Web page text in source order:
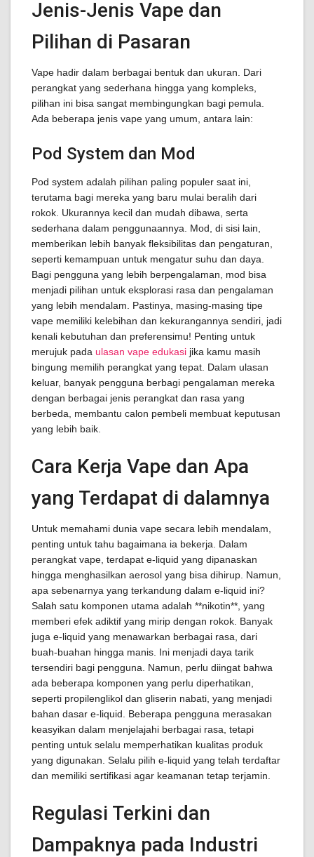
Jenis-Jenis Vape dan
Pilihan di Pasaran
Vape hadir dalam berbagai bentuk dan ukuran. Dari
perangkat yang sederhana hingga yang kompleks,
pilihan ini bisa sangat membingungkan bagi pemula.
Ada beberapa jenis vape yang umum, antara lain:
Pod System dan Mod
Pod system adalah pilihan paling populer saat ini,
terutama bagi mereka yang baru mulai beralih dari
rokok. Ukurannya kecil dan mudah dibawa, serta
sederhana dalam penggunaannya. Mod, di sisi lain,
memberikan lebih banyak fleksibilitas dan pengaturan,
seperti kemampuan untuk mengatur suhu dan daya.
Bagi pengguna yang lebih berpengalaman, mod bisa
menjadi pilihan untuk eksplorasi rasa dan pengalaman
yang lebih mendalam. Pastinya, masing-masing tipe
vape memiliki kelebihan dan kekurangannya sendiri, jadi
kenali kebutuhan dan preferensimu! Penting untuk
merujuk pada ulasan vape edukasi jika kamu masih
bingung memilih perangkat yang tepat. Dalam ulasan
keluar, banyak pengguna berbagi pengalaman mereka
dengan berbagai jenis perangkat dan rasa yang
berbeda, membantu calon pembeli membuat keputusan
yang lebih baik.
Cara Kerja Vape dan Apa
yang Terdapat di dalamnya
Untuk memahami dunia vape secara lebih mendalam,
penting untuk tahu bagaimana ia bekerja. Dalam
perangkat vape, terdapat e-liquid yang dipanaskan
hingga menghasilkan aerosol yang bisa dihirup. Namun,
apa sebenarnya yang terkandung dalam e-liquid ini?
Salah satu komponen utama adalah **nikotin**, yang
memberi efek adiktif yang mirip dengan rokok. Banyak
juga e-liquid yang menawarkan berbagai rasa, dari
buah-buahan hingga manis. Ini menjadi daya tarik
tersendiri bagi pengguna. Namun, perlu diingat bahwa
ada beberapa komponen yang perlu diperhatikan,
seperti propilenglikol dan gliserin nabati, yang menjadi
bahan dasar e-liquid. Beberapa pengguna merasakan
keasyikan dalam menjelajahi berbagai rasa, tetapi
penting untuk selalu memperhatikan kualitas produk
yang digunakan. Selalu pilih e-liquid yang telah terdaftar
dan memiliki sertifikasi agar keamanan tetap terjamin.
Regulasi Terkini dan
Dampaknya pada Industri